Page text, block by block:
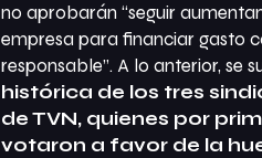
no aprobarán “seguir
empresa para financiar gasto
responsable”. A lo anterior, se
histórica de los tres
de TVN, quienes por
votaron a favor de la